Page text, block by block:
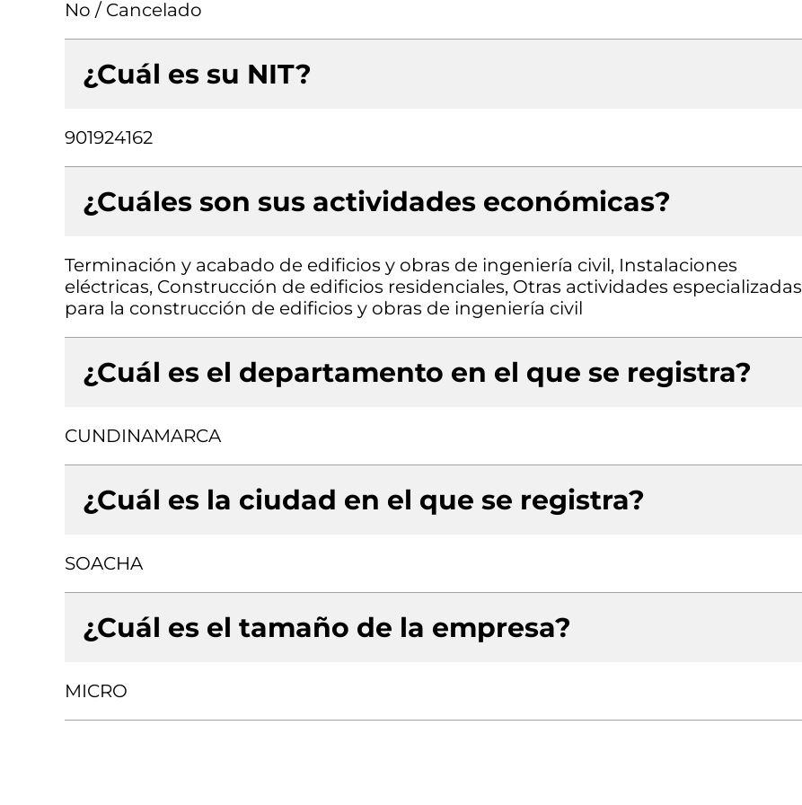
No / Cancelado
¿Cuál es su NIT?
901924162
¿Cuáles son sus actividades económicas?
Terminación y acabado de edificios y obras de ingeniería civil, Instalaciones
eléctricas, Construcción de edificios residenciales, Otras actividades especializadas
para la construcción de edificios y obras de ingeniería civil
¿Cuál es el departamento en el que se registra?
CUNDINAMARCA
¿Cuál es la ciudad en el que se registra?
SOACHA
¿Cuál es el tamaño de la empresa?
MICRO